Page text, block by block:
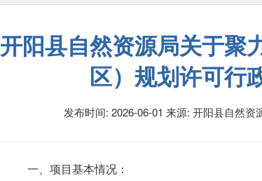
开阳县自然资源局关于聚
区）规划许可行
发布时间: 2026-06-01 来源: 开阳县自然资
一、项目基本情况：